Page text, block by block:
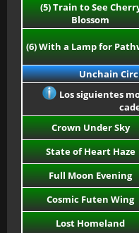
(5) Train to See
Blossom
(6) With a Lamp for
Unchain
Los siguientes
Crown Under Sky
State of Heart Haze
Full Moon Evening
Cosmic Futen Wing
Lost Homeland